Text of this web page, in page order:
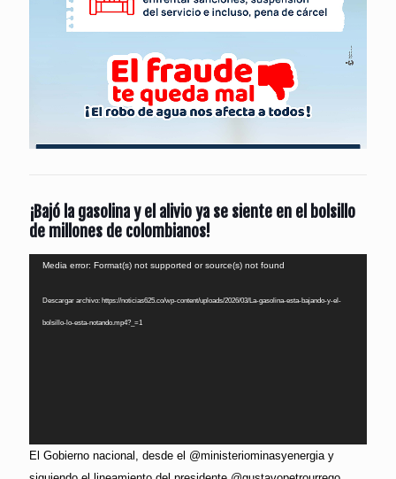
¡Bajó la gasolina y el alivio ya se siente en el bolsillo
de millones de colombianos!
Reproductor
Media error: Format(s) not supported or source(s) not found
Descargar archivo: https://noticias625.co/wp-content/uploads/2026/03/La-gasolina-esta-bajando-y-el-
bolsillo-lo-esta-notando.mp4?_=1
El Gobierno nacional, desde el @ministeriominasyenergia y